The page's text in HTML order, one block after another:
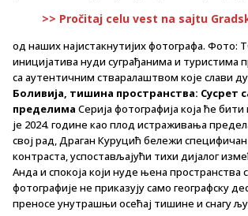
>> Pročitaj celu vest na sajtu
од наших најистакнутијих фотографа. Фото:
иницијатива нуди суграђанима и туристима
са аутентичним стваралаштвом које слави
Боливија, тишина пространства: Сусрет
пределима Серија фотографија која ће
је 2024. године као плод истраживања
свој рад, Драган Куруцић бележи
контраста, успостављајући тихи дијалог
Анда и спокоја који нуде њена пространства
фотографије не приказују само географску
преносе унутрашњи осећај тишине и снагу